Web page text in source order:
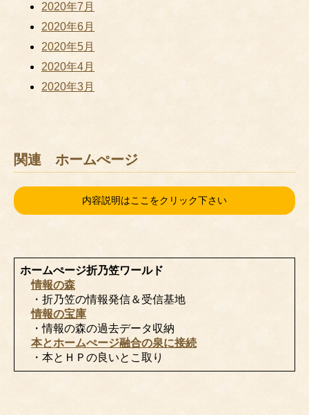
2020年7月
2020年6月
2020年5月
2020年4月
2020年3月
関連 ホームぺージ
内容説明はここをクリック下さい
ホームぺージ折乃笠ワールド
情報の森
・折乃笠の情報発信＆受信基地
情報の宝庫
・情報の森の過去データ収納
本とホームぺージ融合の泉に接続
・本とＨＰの良いとこ取り